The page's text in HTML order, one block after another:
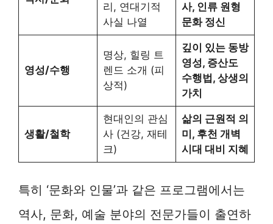
리, 연대기적
사실 나열
사, 인류 원형
문화 정신
영성/수행
명상, 힐링 트
렌드 소개 (피
상적)
깊이 있는 동방
영성, 증산도
수행법, 상생의
가치
생활/철학
현대인의 관심
사 (건강, 재테
크)
삶의 근원적 의
미, 후천 개벽
시대 대비 지혜
특히 ‘문화와 인물’과 같은 프로그램에서는
역사, 문화, 예술 분야의 전문가들이 출연하